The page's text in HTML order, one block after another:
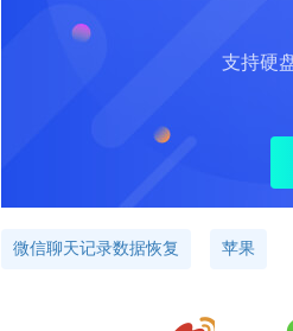
支持硬
微信聊天记录数据恢复 苹果